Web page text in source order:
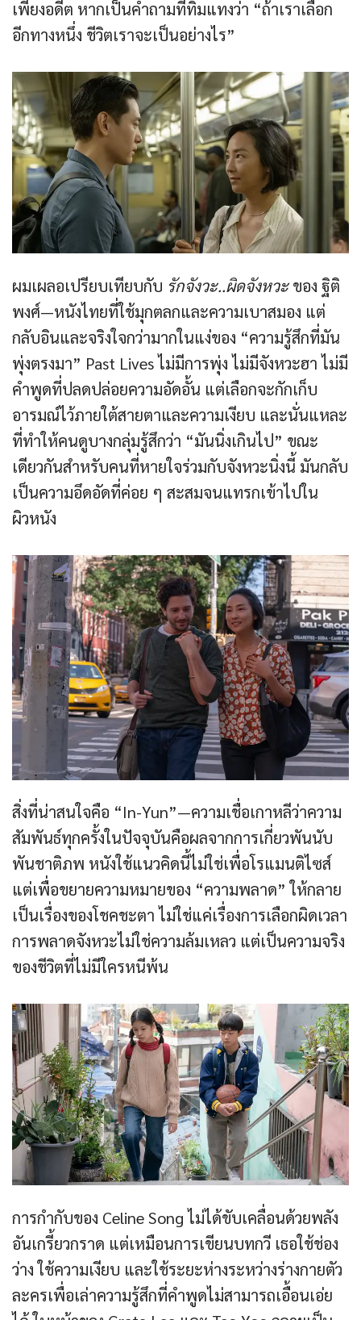
เพียงอดีต หากเป็นคำถามที่ทิ่มแทงว่า “ถ้าเราเลือก
อีกทางหนึ่ง ชีวิตเราจะเป็นอย่างไร”
ผมเผลอเปรียบเทียบกับ รักจังวะ..ผิดจังหวะของ ฐิติ
พงศ์—หนังไทยที่ใช้มุกตลกและความเบาสมอง แต่
กลับอินและจริงใจกว่ามากในแง่ของ “ความรู้สึกที่มัน
พุ่งตรงมา” Past Lives ไม่มีการพุ่ง ไม่มีจังหวะฮา ไม่มี
คำพูดที่ปลดปล่อยความอัดอั้น แต่เลือกจะกักเก็บ
อารมณ์ไว้ภายใต้สายตาและความเงียบ และนั่นแหละ
ที่ทำให้คนดูบางกลุ่มรู้สึกว่า “มันนิ่งเกินไป” ขณะ
เดียวกันสำหรับคนที่หายใจร่วมกับจังหวะนิ่งนี้ มันกลับ
เป็นความอึดอัดที่ค่อย ๆ สะสมจนแทรกเข้าไปใน
ผิวหนัง
สิ่งที่น่าสนใจคือ “In-Yun”—ความเชื่อเกาหลีว่าความ
สัมพันธ์ทุกครั้งในปัจจุบันคือผลจากการเกี่ยวพันนับ
พันชาติภพ หนังใช้แนวคิดนี้ไม่ใช่เพื่อโรแมนติไซส์
แต่เพื่อขยายความหมายของ “ความพลาด” ให้กลาย
เป็นเรื่องของโชคชะตา ไม่ใช่แค่เรื่องการเลือกผิดเวลา
การพลาดจังหวะไม่ใช่ความล้มเหลว แต่เป็นความจริง
ของชีวิตที่ไม่มีใครหนีพ้น
การกำกับของ Celine Song ไม่ได้ขับเคลื่อนด้วยพลัง
อันเกรี้ยวกราด แต่เหมือนการเขียนบทกวี เธอใช้ช่อง
ว่าง ใช้ความเงียบ และใช้ระยะห่างระหว่างร่างกายตัว
ละครเพื่อเล่าความรู้สึกที่คำพูดไม่สามารถเอื้อนเอ่ย